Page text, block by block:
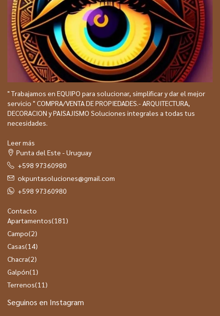
" Trabajamos en EQUIPO para solucionar, simplificar y dar el mejor
servicio " COMPRA/VENTA DE PROPIEDADES.- ARQUITECTURA,
DECORACION y PAISAJISMO Soluciones integrales a todas tus
necesidades.
Leer más
Punta del Este - Uruguay
+598 97360980
okpuntasoluciones@gmail.com
+598 97360980
Contacto
Apartamentos(181)
Campo(2)
Casas(14)
Chacra(2)
Galpón(1)
Terrenos(11)
Seguinos en Instagram